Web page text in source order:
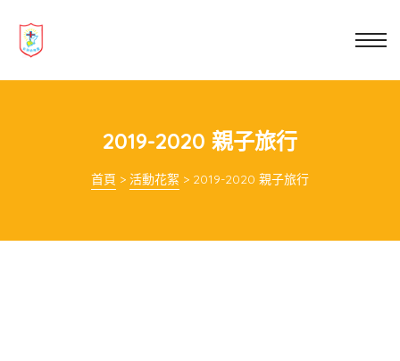
2019-2020 親子旅行
首頁 > 活動花絮 > 2019-2020 親子旅行
教育